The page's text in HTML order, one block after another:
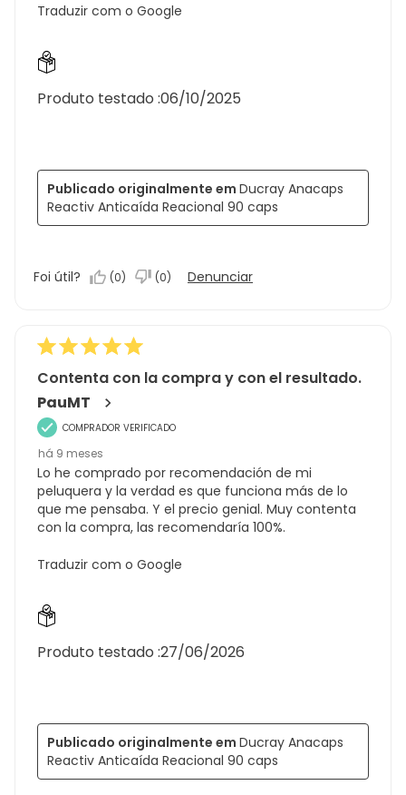
Traduzir com o Google
Produto testado :06/10/2025
Publicado originalmente em Ducray Anacaps
Reactiv Anticaída Reacional 90 caps
Foi útil? (0) (0) Denunciar
Contenta con la compra y con el resultado.
PauMT
COMPRADOR VERIFICADO
há 9 meses
Lo he comprado por recomendación de mi
peluquera y la verdad es que funciona más de lo
que me pensaba. Y el precio genial. Muy contenta
con la compra, las recomendaría 100%.
Traduzir com o Google
Produto testado :27/06/2026
Publicado originalmente em Ducray Anacaps
Reactiv Anticaída Reacional 90 caps